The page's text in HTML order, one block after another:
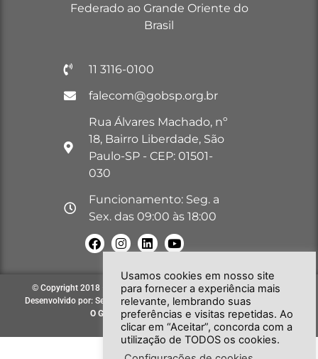
Federado ao Grande Oriente do
Brasil
11 3116-0100
falecom@gobsp.org.br
Rua Álvares Machado, nº
18, Bairro Liberdade, São
Paulo-SP - CEP: 01501-
030
Funcionamento: Seg. a
Sex. das 09:00 às 18:00
© Copyright 2018 – 2026. Todos os direitos reservados à GOB-SP |
Desenvolvido por: Secretária de Comunicação e Informática do GOB-SP
O GOB-SPEVOLUINDO PARA VOCÊ!
Usamos cookies em nosso site
para fornecer a experiência mais
relevante, lembrando suas
preferências e visitas repetidas. Ao
clicar em “Aceitar”, concorda com a
utilização de TODOS os cookies.